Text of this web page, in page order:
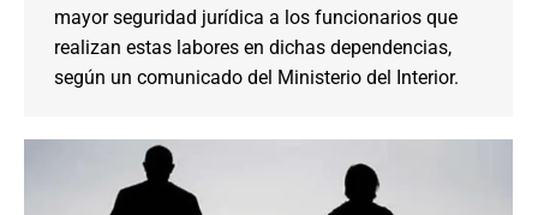
mayor seguridad jurídica a los funcionarios que
realizan estas labores en dichas dependencias,
según un comunicado del Ministerio del Interior.